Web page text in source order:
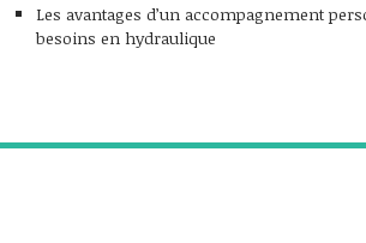
Les avantages d’un accompagnement
besoins en hydraulique